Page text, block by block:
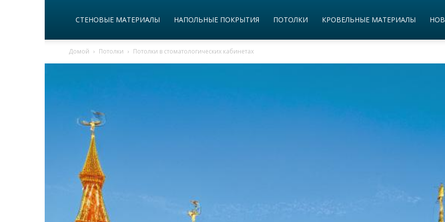
СТЕНОВЫЕ МАТЕРИАЛЫ НАПОЛЬНЫЕ ПОКРЫТИЯ ПОТОЛКИ КРОВЕЛЬНЫЕ МАТЕРИАЛЫ
Домой Потолки Потолки в стоматологических кабинетах